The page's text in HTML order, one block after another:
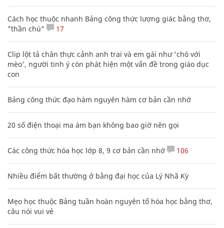
Cách học thuộc nhanh Bảng công thức lượng giác bằng thơ,
"thần chú"
17
Clip lột tả chân thực cảnh anh trai và em gái như 'chó với
mèo', người tinh ý còn phát hiện một vấn đề trong giáo dục
con
Bảng công thức đạo hàm nguyên hàm cơ bản cần nhớ
20 số điện thoại ma ám bạn không bao giờ nên gọi
Các công thức hóa học lớp 8, 9 cơ bản cần nhớ 106
Nhiều điểm bất thường ở bằng đại học của Lý Nhã Kỳ
Mẹo học thuộc Bảng tuần hoàn nguyên tố hóa học bằng thơ,
câu nói vui vẻ